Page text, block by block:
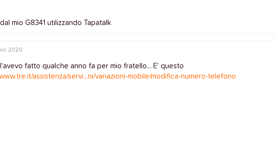
mio G8341 utilizzando Tapatalk
2020
fatto qualche anno fa per mio fratello... E' questo
assistenza/servi...ni/variazioni-mobile/modifica-numero-telefono